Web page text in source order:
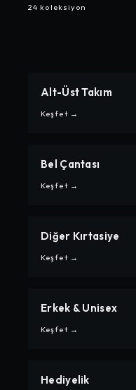
24 koleksiyon
CARPE
ALT-ÜST
Alt-Üst Takım
Keşfet →
CARPE
BEL
Bel Çantası
Keşfet →
DIĞER
Diğer Kırtasiye
Keşfet →
ERKEK &
Erkek & Unisex
Keşfet →
CARPE
Hediyelik